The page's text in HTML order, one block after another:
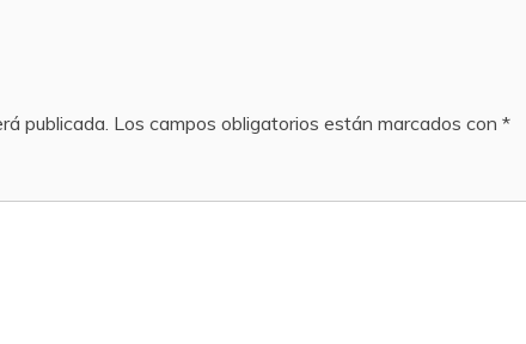
publicada. Los campos obligatorios están marcados con *